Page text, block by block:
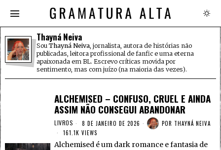
Thayná Neiva
Sou Thayná Neiva, jornalista, autora de histórias não
publicadas, leitora profissional de fanfic e uma eterna
apaixonada em BL. Escrevo críticas movida por
sentimento, mas com juízo (na maioria das vezes).
ALCHEMISED – CONFUSO, CRUEL E AINDA
ASSIM NÃO CONSEGUI ABANDONAR
LIVROS 8 DE JANEIRO DE 2026 POR THAYNÁ NEIVA
161.1K VIEWS
Alchemised é um dark romance e fantasia de